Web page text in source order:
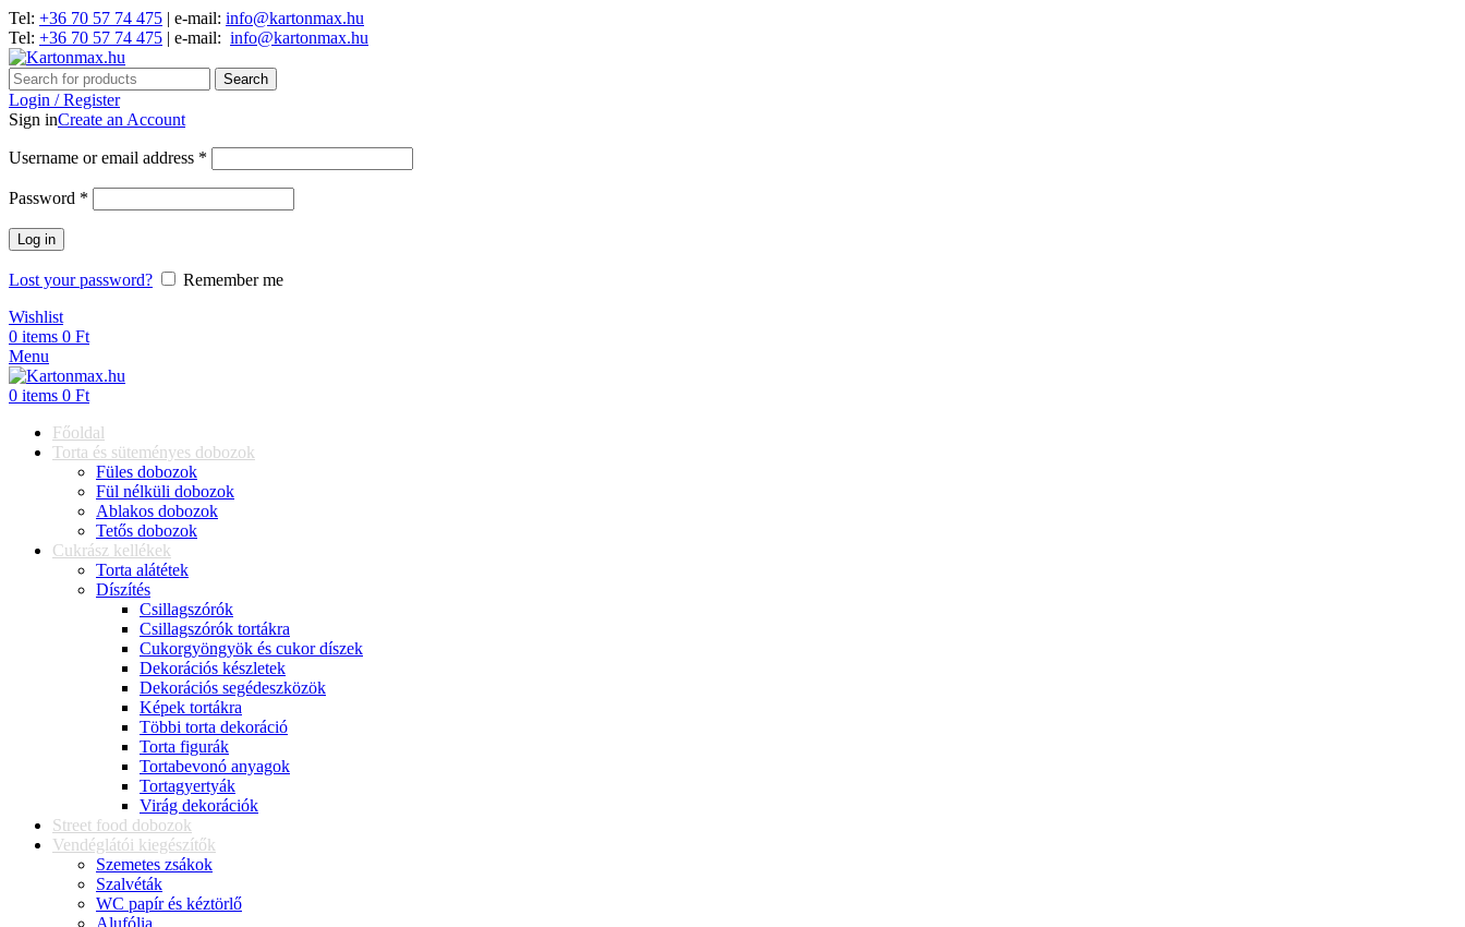
Tel: +36 70 57 74 475 | e-mail: info@kartonmax.hu
Tel: +36 70 57 74 475 | e-mail: info@kartonmax.hu
Search
Login / Register
Sign inCreate an Account
Username or email address *
Password *
Log in
Lost your password?
Remember me
Wishlist
0 items 0 Ft
Menu
0 items 0 Ft
Főoldal
Torta és süteményes dobozok
Füles dobozok
Fül nélküli dobozok
Ablakos dobozok
Tetős dobozok
Cukrász kellékek
Torta alátétek
Díszítés
Csillagszórók
Csillagszórók tortákra
Cukorgyöngyök és cukor díszek
Dekorációs készletek
Dekorációs segédeszközök
Képek tortákra
Többi torta dekoráció
Torta figurák
Tortabevonó anyagok
Tortagyertyák
Virág dekorációk
Street food dobozok
Vendéglátói kiegészítők
Szemetes zsákok
Szalvéták
WC papír és kéztörlő
Alufólia